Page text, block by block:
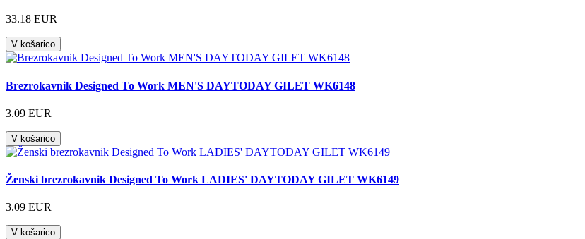
33.18 EUR
V košarico
Brezrokavnik Designed To Work MEN'S DAYTODAY GILET WK6148
3.09 EUR
V košarico
Ženski brezrokavnik Designed To Work LADIES' DAYTODAY GILET WK6149
3.09 EUR
V košarico